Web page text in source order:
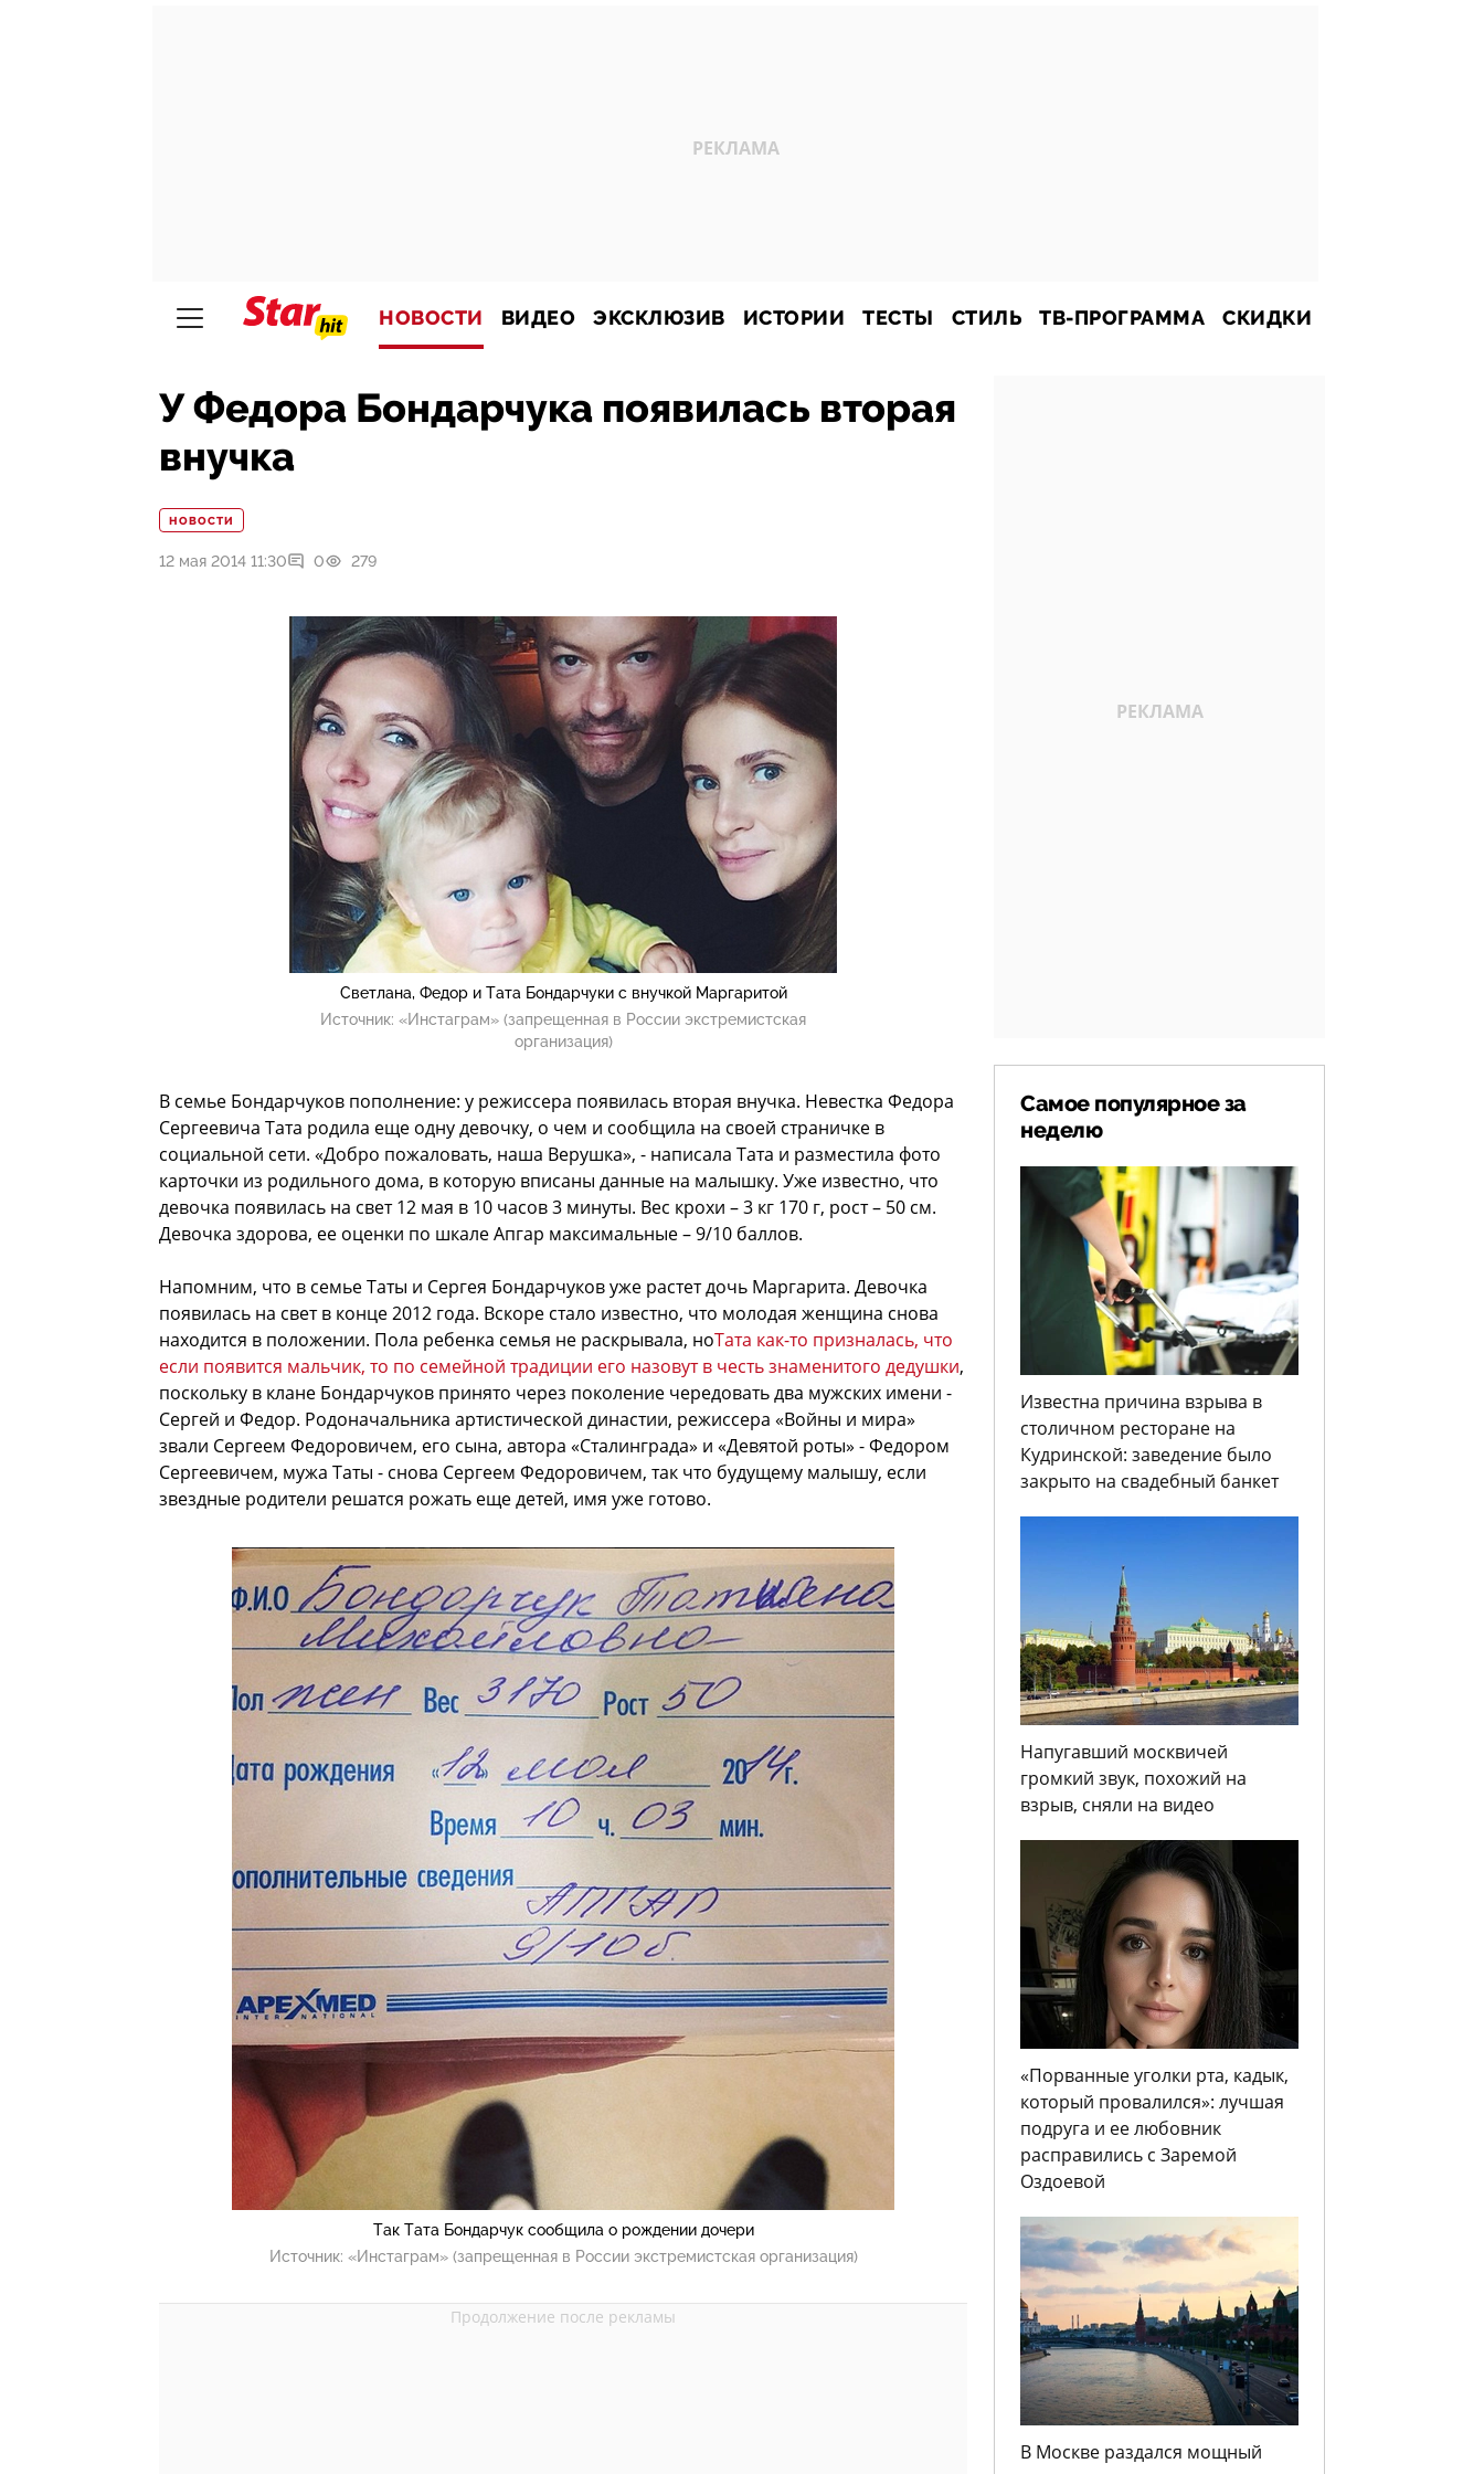
НОВОСТИ ВИДЕО ЭКСКЛЮЗИВ ИСТОРИИ ТЕСТЫ СТИЛЬ ТВ-ПРОГРАММА СКИДКИ
У Федора Бондарчука появилась вторая
внучка
НОВОСТИ
12 мая 2014 11:30 0 279
Светлана, Федор и Тата Бондарчуки с внучкой Маргаритой
Источник: «Инстаграм» (запрещенная в России экстремистская
организация)
В семье Бондарчуков пополнение: у режиссера появилась вторая внучка. Невестка Федора
Сергеевича Тата родила еще одну девочку, о чем и сообщила на своей страничке в
социальной сети. «Добро пожаловать, наша Верушка», - написала Тата и разместила фото
карточки из родильного дома, в которую вписаны данные на малышку. Уже известно, что
девочка появилась на свет 12 мая в 10 часов 3 минуты. Вес крохи – 3 кг 170 г, рост – 50 см.
Девочка здорова, ее оценки по шкале Апгар максимальные – 9/10 баллов.
Напомним, что в семье Таты и Сергея Бондарчуков уже растет дочь Маргарита. Девочка
появилась на свет в конце 2012 года. Вскоре стало известно, что молодая женщина снова
находится в положении. Пола ребенка семья не раскрывала, ноТата как-то призналась, что
если появится мальчик, то по семейной традиции его назовут в честь знаменитого дедушки,
поскольку в клане Бондарчуков принято через поколение чередовать два мужских имени -
Сергей и Федор. Родоначальника артистической династии, режиссера «Войны и мира»
звали Сергеем Федоровичем, его сына, автора «Сталинграда» и «Девятой роты» - Федором
Сергеевичем, мужа Таты - снова Сергеем Федоровичем, так что будущему малышу, если
звездные родители решатся рожать еще детей, имя уже готово.
Так Тата Бондарчук сообщила о рождении дочери
Источник: «Инстаграм» (запрещенная в России экстремистская организация)
Самое популярное за
неделю
Известна причина взрыва в
столичном ресторане на
Кудринской: заведение было
закрыто на свадебный банкет
Напугавший москвичей
громкий звук, похожий на
взрыв, сняли на видео
«Порванные уголки рта, кадык,
который провалился»: лучшая
подруга и ее любовник
расправились с Заремой
Оздоевой
В Москве раздался мощный